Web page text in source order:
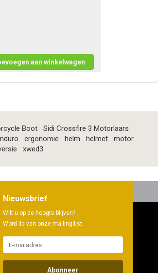
Boot
Sidi Crossfire 3 Motorlaars
ergonomie helm helmet
motor
xwed3
Nieuwsbrief
Wilt u op de hoogte blijven?
Word lid van onze mailinglijst:
Abonneer